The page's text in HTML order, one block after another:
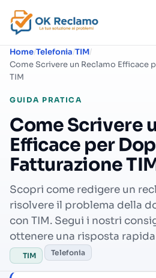
Home Telefonia TIM
Come Scrivere un Reclamo Efficace
TIM
GUIDA PRATICA
Come Scrivere
Efficace per
Fatturazione
Scopri come redigere un
risolvere il problema della
con TIM. Segui i nostri
ottenere una risposta
TIM Telefonia